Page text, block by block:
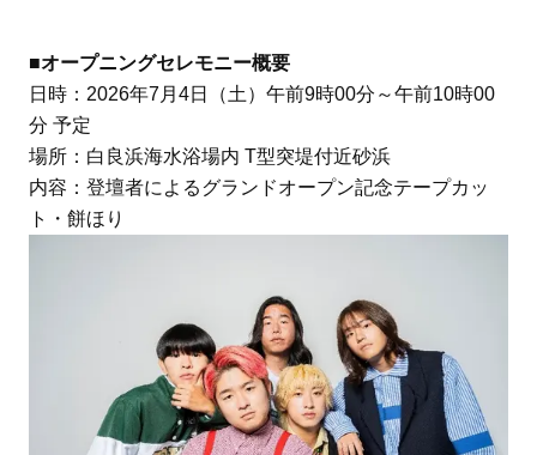
■オープニングセレモニー概要
日時：2026年7月4日（土）午前9時00分～午前10時00
分 予定
場所：白良浜海水浴場内 T型突堤付近砂浜
内容：登壇者によるグランドオープン記念テープカッ
ト・餅ほり